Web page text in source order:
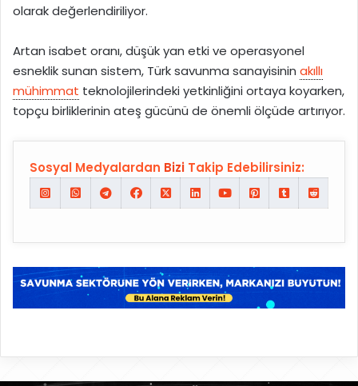
olarak değerlendiriliyor.
Artan isabet oranı, düşük yan etki ve operasyonel
esneklik sunan sistem, Türk savunma sanayisinin akıllı
mühimmat teknolojilerindeki yetkinliğini ortaya koyarken,
topçu birliklerinin ateş gücünü de önemli ölçüde artırıyor.
Sosyal Medyalardan Bizi Takip Edebilirsiniz: